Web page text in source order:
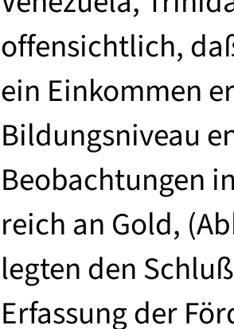
offensichtlich,
ein Einkommen
Bildungsniveau
Beobachtungen
reich an Gold,
legten den
Erfassung der